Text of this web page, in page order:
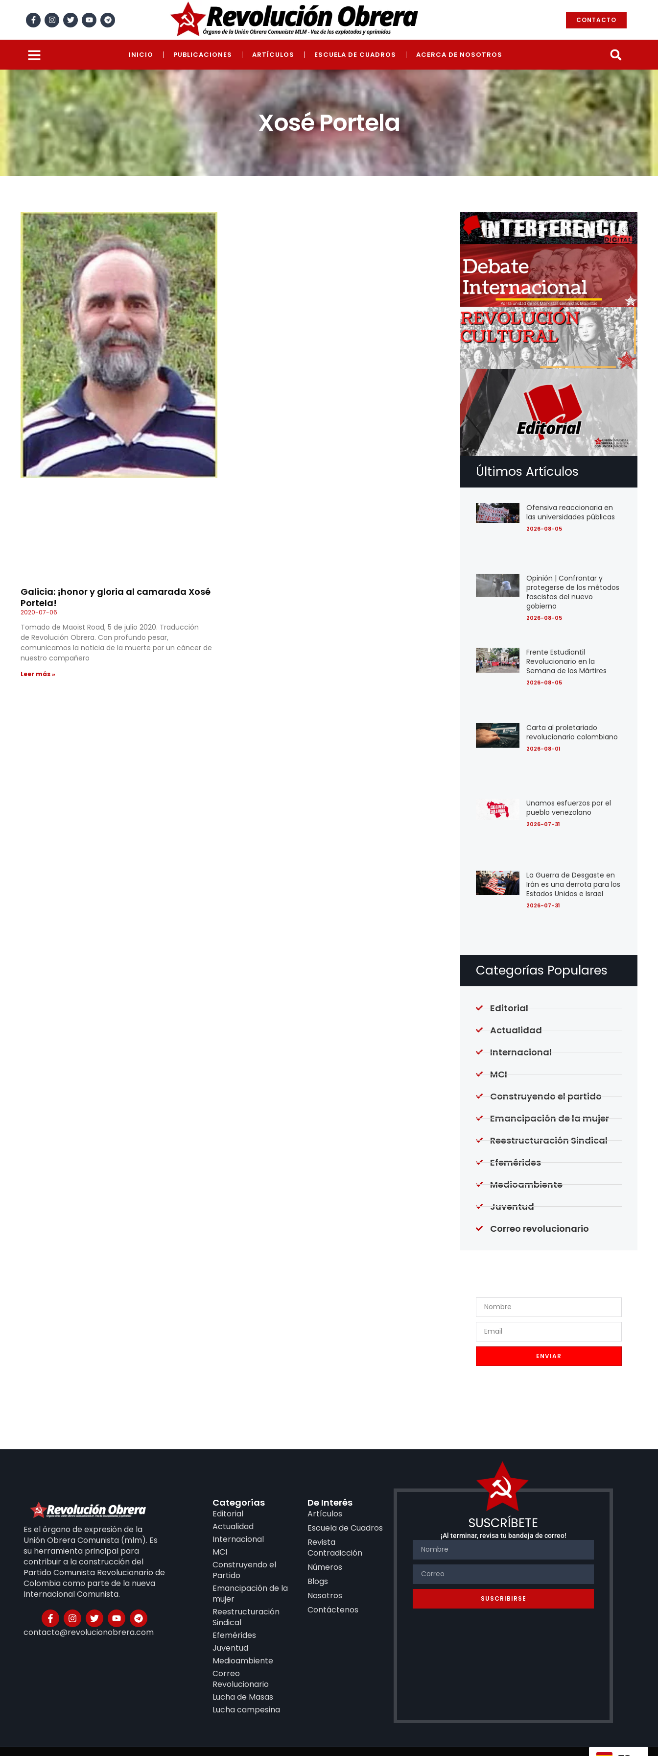
CONTACTO
INICIO PUBLICACIONES ARTÍCULOS ESCUELA DE CUADROS ACERCA DE NOSOTROS
Xosé Portela
Galicia: ¡honor y gloria al camarada Xosé
Portela!
2020-07-06
Tomado de Maoist Road, 5 de julio 2020. Traducción
de Revolución Obrera. Con profundo pesar,
comunicamos la noticia de la muerte por un cáncer de
nuestro compañero
Leer más »
Últimos Artículos
Ofensiva reaccionaria en
las universidades públicas
2026-08-05
Opinión | Confrontar y
protegerse de los métodos
fascistas del nuevo
gobierno
2026-08-05
Frente Estudiantil
Revolucionario en la
Semana de los Mártires
2026-08-05
Carta al proletariado
revolucionario colombiano
2026-08-01
Unamos esfuerzos por el
pueblo venezolano
2026-07-31
La Guerra de Desgaste en
Irán es una derrota para los
Estados Unidos e Israel
2026-07-31
Categorías Populares
Editorial
Actualidad
Internacional
MCI
Construyendo el partido
Emancipación de la mujer
Reestructuración Sindical
Efemérides
Medioambiente
Juventud
Correo revolucionario
ENVIAR
Es el órgano de expresión de la
Unión Obrera Comunista (mlm). Es
su herramienta principal para
contribuir a la construcción del
Partido Comunista Revolucionario de
Colombia como parte de la nueva
Internacional Comunista.
contacto@revolucionobrera.com
Categorías
Editorial
Actualidad
Internacional
MCI
Construyendo el
Partido
Emancipación de la
mujer
Reestructuración
Sindical
Efemérides
Juventud
Medioambiente
Correo
Revolucionario
Lucha de Masas
Lucha campesina
De Interés
Artículos
Escuela de Cuadros
Revista
Contradicción
Números
Blogs
Nosotros
Contáctenos
SUSCRÍBETE
¡Al terminar, revisa tu bandeja de correo!
SUSCRIBIRSE